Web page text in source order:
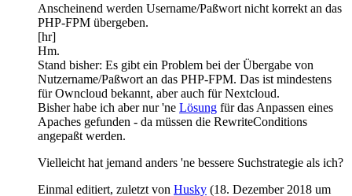
Anscheinend werden Username/Paßwort nicht korrekt an das
PHP-FPM übergeben.
[hr]
Hm.
Stand bisher: Es gibt ein Problem bei der Übergabe von
Nutzername/Paßwort an das PHP-FPM. Das ist mindestens
für Owncloud bekannt, aber auch für Nextcloud.
Bisher habe ich aber nur 'ne Lösung für das Anpassen eines
Apaches gefunden - da müssen die RewriteConditions
angepaßt werden.
Vielleicht hat jemand anders 'ne bessere Suchstrategie als ich?
Einmal editiert, zuletzt von Husky (18. Dezember 2018 um